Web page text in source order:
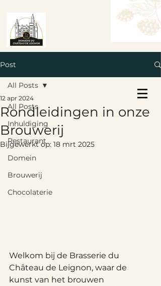
Post
All Posts
Inhuldiging
Restaurant
Domein
Brouwerij
Chocolaterie
All Posts
Rondleidingen in onze
Brouwerij
12 apr 2024
Bijgewerkt op: 18 mrt 2025
Welkom bij de Brasserie du
Château de Leignon, waar de
kunst van het brouwen